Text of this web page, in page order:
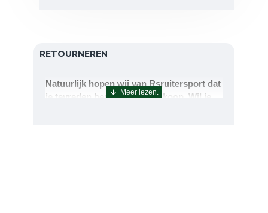
RETOURNEREN
Natuurlijk hopen wij van Rsruitersport dat
je tevreden bent met uw aankoop. Wil je